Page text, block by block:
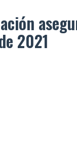
2021